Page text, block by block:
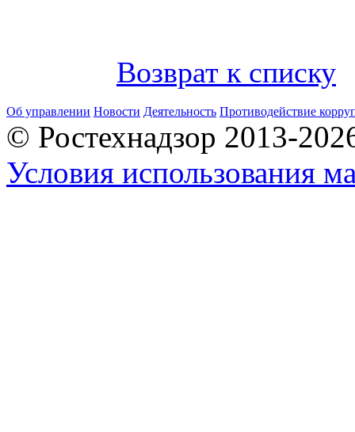
Возврат к списку
Об управлении Новости Деятельность Противодействие
© Ростехнадзор 2013-
Условия использования